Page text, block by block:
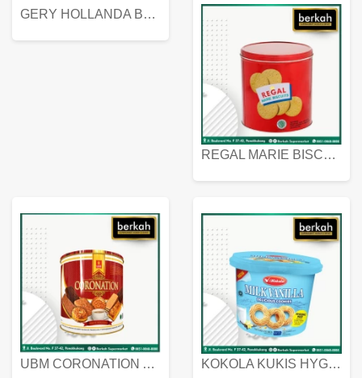
GERY HOLLANDA BUTTER COOKIES 450 GRAM
REGAL MARIE BISCUIT KALENG 550 GRAM
UBM CORONATION ASSORTED BISKUIT KALENG 450 GRAM KOKOLA KUKIS HYGIENIC MILK VANILLA PACK 320 GR